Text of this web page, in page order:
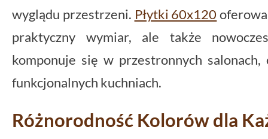
wyglądu przestrzeni. Płytki 60x120
praktyczny wymiar, ale także
komponuje się w przestronnych salonach,
funkcjonalnych kuchniach.
Różnorodność Kolorów dla